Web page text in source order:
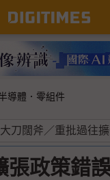
導體．零組件
張政策